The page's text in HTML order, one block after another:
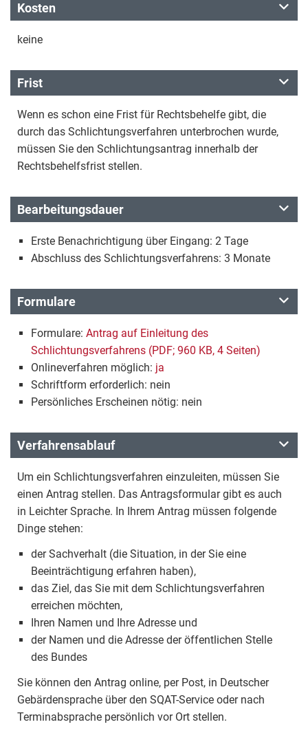
Kosten
keine
Frist
Wenn es schon eine Frist für Rechtsbehelfe gibt, die
durch das Schlichtungsverfahren unterbrochen wurde,
müssen Sie den Schlichtungsantrag innerhalb der
Rechtsbehelfsfrist stellen.
Bearbeitungsdauer
Erste Benachrichtigung über Eingang: 2 Tage
Abschluss des Schlichtungsverfahrens: 3 Monate
Formulare
Formulare: Antrag auf Einleitung des
Schlichtungsverfahrens (PDF; 960 KB, 4 Seiten)
Onlineverfahren möglich: ja
Schriftform erforderlich: nein
Persönliches Erscheinen nötig: nein
Verfahrensablauf
Um ein Schlichtungsverfahren einzuleiten, müssen Sie
einen Antrag stellen. Das Antragsformular gibt es auch
in Leichter Sprache. In Ihrem Antrag müssen folgende
Dinge stehen:
der Sachverhalt (die Situation, in der Sie eine
Beeinträchtigung erfahren haben),
das Ziel, das Sie mit dem Schlichtungsverfahren
erreichen möchten,
Ihren Namen und Ihre Adresse und
der Namen und die Adresse der öffentlichen Stelle
des Bundes
Sie können den Antrag online, per Post, in Deutscher
Gebärdensprache über den SQAT-Service oder nach
Terminabsprache persönlich vor Ort stellen.